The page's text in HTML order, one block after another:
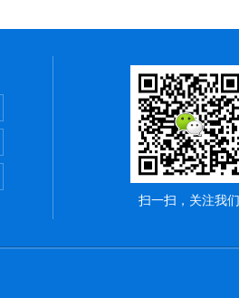
实惠
扫一扫，关注我们